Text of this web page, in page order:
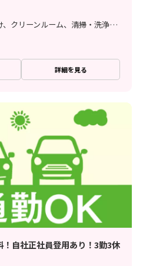
検査、梱包・仕分け、クリーンルーム、清掃・洗浄、その他
詳細を見る
！自社正社員登用あり！3勤3休